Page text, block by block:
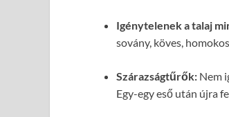
Igénytelenek a talaj
sovány, köves,
Szárazságtűrők: Nem
Egy-egy eső után újra